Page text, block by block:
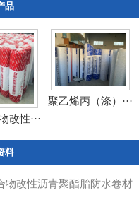
品
改性···
聚乙烯丙（涤）···
料
物改性沥青聚酯胎防水卷材